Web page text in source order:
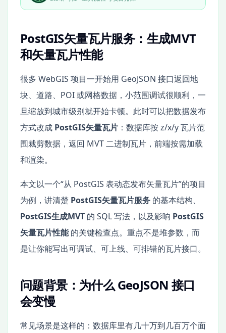
PostGIS矢量瓦片服务：生成MVT
和矢量瓦片性能
很多 WebGIS 项目一开始用 GeoJSON 接口返回地
块、道路、POI 或网格数据，小范围调试很顺利，一
旦缩放到城市级别就开始卡顿。此时可以把数据发布
方式改成 PostGIS矢量瓦片 ：数据库按 z/x/y 瓦片范
围裁剪数据，返回 MVT 二进制瓦片，前端按需加载
和渲染。
本文以一个“从 PostGIS 表动态发布矢量瓦片”的项目
为例，讲清楚 PostGIS矢量瓦片服务 的基本结构、
PostGIS生成MVT 的 SQL 写法，以及影响 PostGIS
矢量瓦片性能的关键检查点。重点不是堆参数，而
是让你能写出可调试、可上线、可排错的瓦片接口。
问题背景：为什么 GeoJSON 接口
会变慢
常见场景是这样的：数据库里有几十万到几百万个面